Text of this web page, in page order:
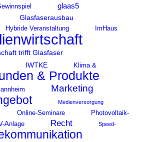
glaas5
Glasfaserausbau
Hybride Veranstaltung ImHaus
trifft Glasfaser
IWTKE
Klima &
& Produkte
Marketing
Medienversorgung
Online-Seminare
Photovoltaik-
Anlage Recht Speed-